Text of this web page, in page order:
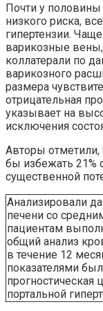
Почти у половины
низкого риска,
гипертензии.
варикозные вены,
коллатерали по
варикозного
размера
отрицательная
указывает на
исключения
Авторы отметили,
бы избежать 21%
существенной
Анализировали
печени со
пациентам
общий анализ
в течение 12
показателями
прогностическая
портальной